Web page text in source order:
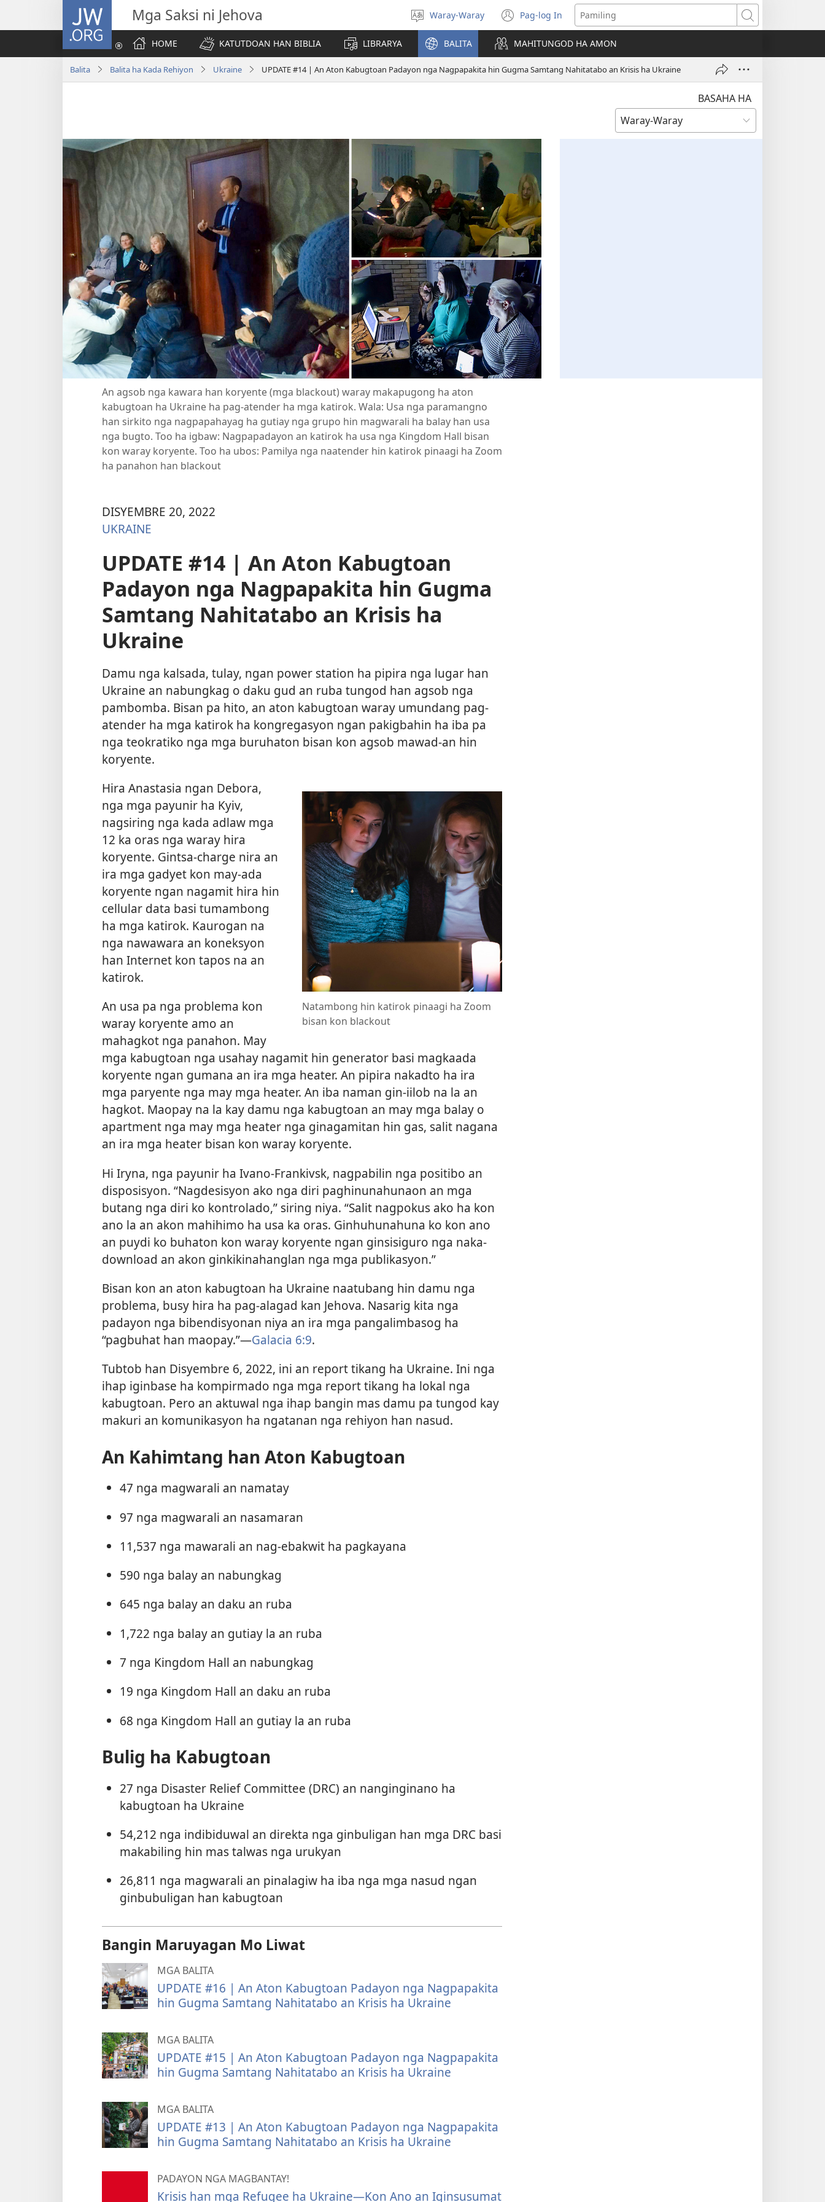
JW.ORG Mga Saksi ni Jehova
Pagpili
hin
yinaknan
Waray-Waray Pag-log In
(opens
new
window)
Pamiling
HOME
KATUTDOAN HAN BIBLIA LIBRARYA BALITA MAHITUNGOD HA AMON
Balita Balita ha Kada Rehiyon Ukraine UPDATE #14 | An Aton Kabugtoan Padayon nga Nagpapakita hin Gugma Samtang Nahitatabo an Krisis ha Ukraine
BASAHA HA
An agsob nga kawara han koryente (mga blackout) waray makapugong ha aton
kabugtoan ha Ukraine ha pag-atender ha mga katirok. Wala: Usa nga paramangno
han sirkito nga nagpapahayag ha gutiay nga grupo hin magwarali ha balay han usa
nga bugto. Too ha igbaw: Nagpapadayon an katirok ha usa nga Kingdom Hall bisan
kon waray koryente. Too ha ubos: Pamilya nga naatender hin katirok pinaagi ha Zoom
ha panahon han blackout
DISYEMBRE 20, 2022
UKRAINE
UPDATE #14 | An Aton Kabugtoan
Padayon nga Nagpapakita hin Gugma
Samtang Nahitatabo an Krisis ha
Ukraine
Damu nga kalsada, tulay, ngan power station ha pipira nga lugar han
Ukraine an nabungkag o daku gud an ruba tungod han agsob nga
pambomba. Bisan pa hito, an aton kabugtoan waray umundang pag-
atender ha mga katirok ha kongregasyon ngan pakigbahin ha iba pa
nga teokratiko nga mga buruhaton bisan kon agsob mawad-an hin
koryente.
Natambong hin katirok pinaagi ha Zoom
bisan kon blackout
Hira Anastasia ngan Debora,
nga mga payunir ha Kyiv,
nagsiring nga kada adlaw mga
12 ka oras nga waray hira
koryente. Gintsa-charge nira an
ira mga gadyet kon may-ada
koryente ngan nagamit hira hin
cellular data basi tumambong
ha mga katirok. Kaurogan na
nga nawawara an koneksyon
han Internet kon tapos na an
katirok.
An usa pa nga problema kon
waray koryente amo an
mahagkot nga panahon. May
mga kabugtoan nga usahay nagamit hin generator basi magkaada
koryente ngan gumana an ira mga heater. An pipira nakadto ha ira
mga paryente nga may mga heater. An iba naman gin-iilob na la an
hagkot. Maopay na la kay damu nga kabugtoan an may mga balay o
apartment nga may mga heater nga ginagamitan hin gas, salit nagana
an ira mga heater bisan kon waray koryente.
Hi Iryna, nga payunir ha Ivano-Frankivsk, nagpabilin nga positibo an
disposisyon. “Nagdesisyon ako nga diri paghinunahunaon an mga
butang nga diri ko kontrolado,” siring niya. “Salit nagpokus ako ha kon
ano la an akon mahihimo ha usa ka oras. Ginhuhunahuna ko kon ano
an puydi ko buhaton kon waray koryente ngan ginsisiguro nga naka-
download an akon ginkikinahanglan nga mga publikasyon.”
Bisan kon an aton kabugtoan ha Ukraine naatubang hin damu nga
problema, busy hira ha pag-alagad kan Jehova. Nasarig kita nga
padayon nga bibendisyonan niya an ira mga pangalimbasog ha
“pagbuhat han maopay.”—Galacia 6:9.
Tubtob han Disyembre 6, 2022, ini an report tikang ha Ukraine. Ini nga
ihap iginbase ha kompirmado nga mga report tikang ha lokal nga
kabugtoan. Pero an aktuwal nga ihap bangin mas damu pa tungod kay
makuri an komunikasyon ha ngatanan nga rehiyon han nasud.
An Kahimtang han Aton Kabugtoan
47 nga magwarali an namatay
97 nga magwarali an nasamaran
11,537 nga mawarali an nag-ebakwit ha pagkayana
590 nga balay an nabungkag
645 nga balay an daku an ruba
1,722 nga balay an gutiay la an ruba
7 nga Kingdom Hall an nabungkag
19 nga Kingdom Hall an daku an ruba
68 nga Kingdom Hall an gutiay la an ruba
Bulig ha Kabugtoan
27 nga Disaster Relief Committee (DRC) an nanginginano ha
kabugtoan ha Ukraine
54,212 nga indibiduwal an direkta nga ginbuligan han mga DRC basi
makabiling hin mas talwas nga urukyan
26,811 nga magwarali an pinalagiw ha iba nga mga nasud ngan
ginbubuligan han kabugtoan
Bangin Maruyagan Mo Liwat
MGA BALITA
UPDATE #16 | An Aton Kabugtoan Padayon nga Nagpapakita
hin Gugma Samtang Nahitatabo an Krisis ha Ukraine
MGA BALITA
UPDATE #15 | An Aton Kabugtoan Padayon nga Nagpapakita
hin Gugma Samtang Nahitatabo an Krisis ha Ukraine
MGA BALITA
UPDATE #13 | An Aton Kabugtoan Padayon nga Nagpapakita
hin Gugma Samtang Nahitatabo an Krisis ha Ukraine
PADAYON NGA MAGBANTAY!
Krisis han mga Refugee ha Ukraine—Kon Ano an Iginsusumat